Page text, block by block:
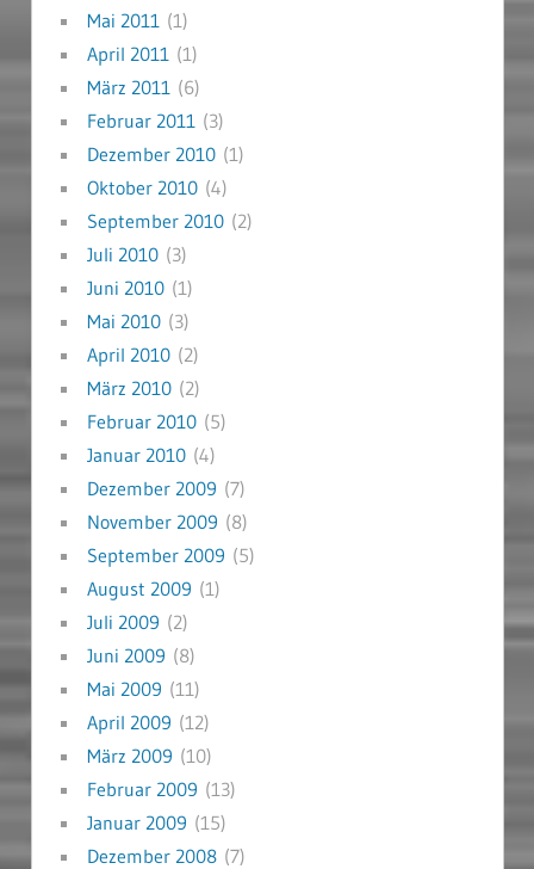
Mai 2011 (1)
April 2011 (1)
März 2011 (6)
Februar 2011 (3)
Dezember 2010(1)
Oktober 2010(4)
September 2010(2)
Juli 2010(3)
Juni 2010(1)
Mai 2010(3)
April 2010(2)
März 2010(2)
Februar 2010(5)
Januar 2010(4)
Dezember 2009 (7)
November 2009 (8)
September 2009 (5)
August 2009 (1)
Juli 2009 (2)
Juni 2009 (8)
Mai 2009 (11)
April 2009 (12)
März 2009 (10)
Februar 2009 (13)
Januar 2009 (15)
Dezember 2008(7)